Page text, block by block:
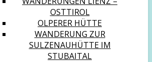
OSTTIROL
OLPERER HÜTTE
WANDERUNG ZUR
SULZENAUHÜTTE IM
STUBAITAL